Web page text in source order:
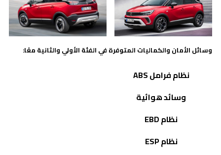
وسائل الأمان والكماليات المتوفرة في الفئة الأولي والثانية معًا:
نظام فراملABS
وسائد هوائية
نظام EBD
نظام ESP